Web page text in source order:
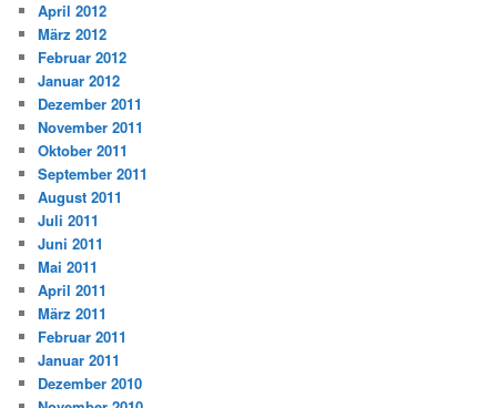
April 2012
März 2012
Februar 2012
Januar 2012
Dezember 2011
November 2011
Oktober 2011
September 2011
August 2011
Juli 2011
Juni 2011
Mai 2011
April 2011
März 2011
Februar 2011
Januar 2011
Dezember 2010